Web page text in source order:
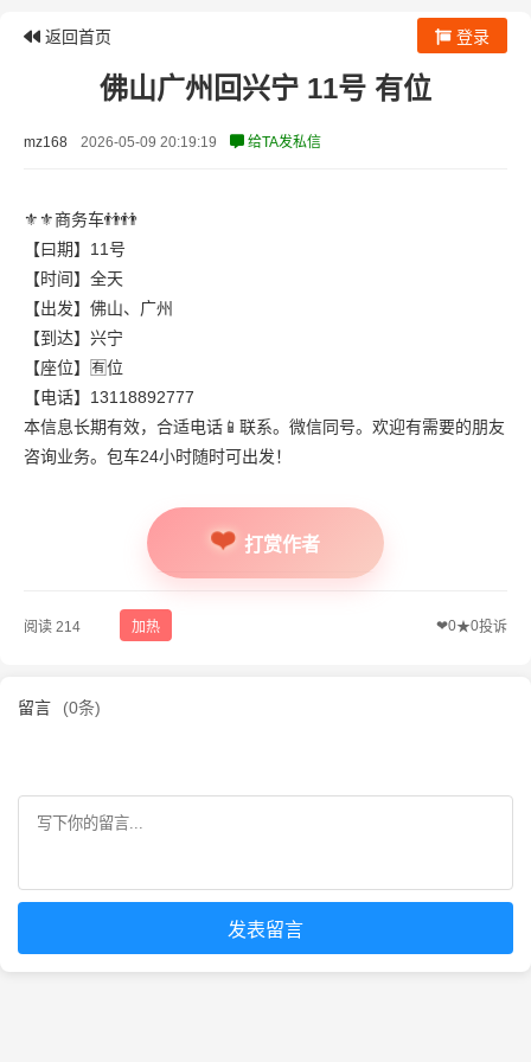
返回首页 登录
佛山广州回兴宁 11号 有位
mz168 2026-05-09 20:19:19 给TA发私信
⚜️⚜️商务车👬👬
【曰期】11号
【时间】全天
【出发】佛山、广州
【到达】兴宁
【座位】🈶️位
【电话】13118892777
本信息长期有效，合适电话📱联系。微信同号。欢迎有需要的朋友
咨询业务。包车24小时随时可出发！
打赏作者
阅读 214 加热 ❤0★0投诉
留言 (0条)
发表留言